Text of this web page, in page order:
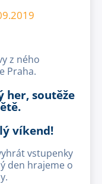
z ného
Praha.
her, soutěže
víkend!
vstupenky
den hrajeme o